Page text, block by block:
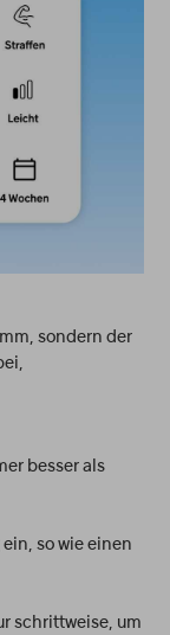
sondern der
besser als
so wie einen
schrittweise, um